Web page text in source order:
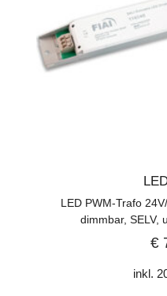
LED PWM-Trafo
dimmbar, SELV,
€
inkl.